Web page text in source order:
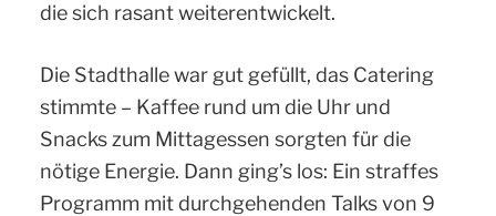
die sich rasant weiterentwickelt.
Die Stadthalle war gut gefüllt, das Catering
stimmte – Kaffee rund um die Uhr und
Snacks zum Mittagessen sorgten für die
nötige Energie. Dann ging’s los: Ein straffes
Programm mit durchgehenden Talks von 9